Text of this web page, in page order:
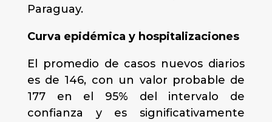
Paraguay.
Curva epidémica y hospitalizaciones
El promedio de casos nuevos diarios
es de 146, con un valor probable de
177 en el 95% del intervalo de
confianza y es significativamente